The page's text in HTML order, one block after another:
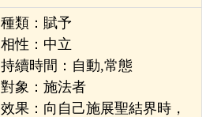
種類：賦予
相性：中立
持續時間：自動,常態
對象：施法者
效果：向自己施展聖結界時，